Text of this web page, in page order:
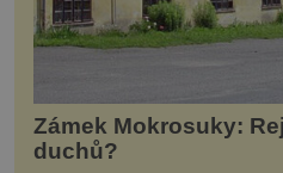
Zámek Mokrosuky:
duchů?